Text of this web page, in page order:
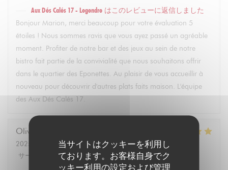
当サイトはクッキーを利用し
ております。お客様自身でク
ッキー利用の設定および管理
Aux Dés Calés 17 - Legendre はこのレビューに返信しました
Bonjour Marion, merci beaucoup pour votre évaluation 5
étoiles ! Nous sommes ravis que vous ayez passé un agréable
moment. Profiter de notre bar et des jeux au sein de notre
bistro fait partie de la convivialité que nous souhaitons offrir
dans le quartier des Eponettes. Au plaisir de vous accueillir à
nouveau pour découvrir d'autres plats faits maison. L'équipe
des Aux Dés Calés 17.
Olivier
2025-02-22
- 21:30 - ゲスト 4
サービス
/5 雰囲気: 5 /5 メニュー: 5/5 品質-価格